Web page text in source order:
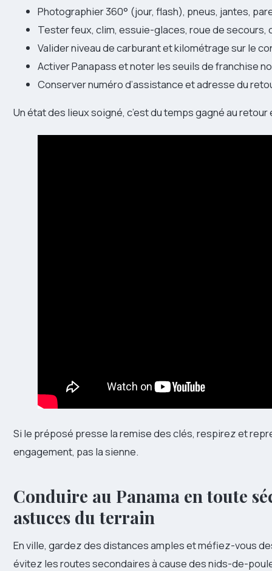
Photographier 360° (jour, flash), pneus, jantes,
Tester feux, clim, essuie-glaces, roue de secours,
Valider niveau de carburant et kilométrage sur le
Activer Panapass et noter les seuils de franchise
Conserver numéro d’assistance et adresse du
Un état des lieux soigné, c’est du temps gagné au
Si le préposé presse la remise des clés, respirez et
engagement, pas la sienne.
Conduire au Panama en toute
astuces du terrain
En ville, gardez des distances amples et méfiez-vous
évitez les routes secondaires à cause des nids-de-